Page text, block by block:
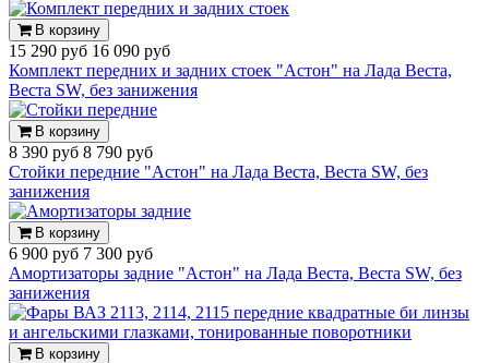
В корзину
15 290 руб 16 090 руб
Комплект передних и задних стоек "Астон" на Лада Веста,
Веста SW, без занижения
В корзину
8 390 руб 8 790 руб
Стойки передние "Астон" на Лада Веста, Веста SW, без
занижения
В корзину
6 900 руб 7 300 руб
Амортизаторы задние "Астон" на Лада Веста, Веста SW, без
занижения
В корзину